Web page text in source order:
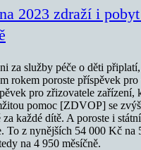
2023 zdraží i
za služby péče o děti
rokem poroste příspěvek
pro zřizovatele zařízení,
pomoc [ZDVOP] se
každé dítě. A poroste i
To z nynějších 54 000 Kč na
na 4 950 měsíčně.